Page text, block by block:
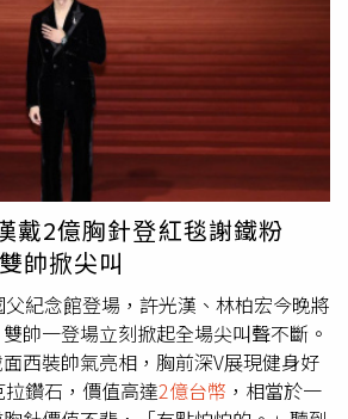
他在X上發布影片所獲得的收益，
先他以為在X發布影片效益不佳，因
水溫，沒想到在數天之內，該影片就
次觀看數，為他賺進了26萬3655美金
。「MrBeast」本名為Jimmy
年出生，曾經為2021年度收入最高的
達5400萬美金（約新台幣14億元），
作者之一，也是史上第2位拿到
突破1億訂閱）的個人創作者。雖然
片，卻也時常捐款給需要的機構，包
戶、還學貸、建造水井或種植樹木等
戴2億胸針登紅毯謝鐵粉
帥掀尖叫
紀念館登場，許光漢、林柏宏今晚將
帥一登場立刻掀起全場尖叫聲不斷。
西裝帥氣亮相，胸前深V展現健身好
鑽石，價值高達2億台幣 ，相當於一